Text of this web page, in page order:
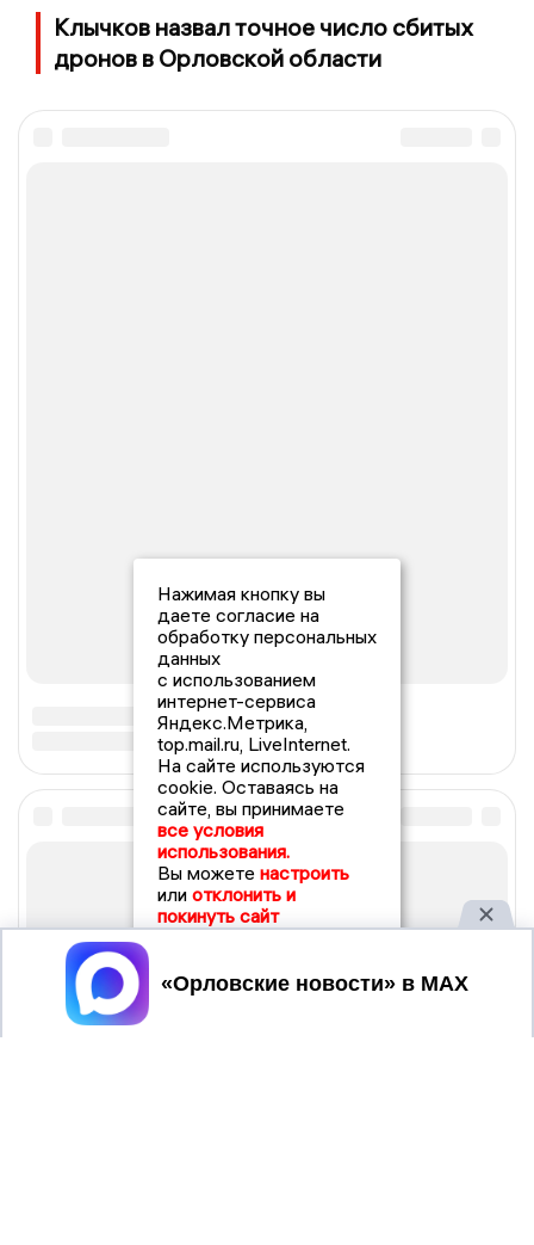
Клычков назвал точное число сбитых
дронов в Орловской области
Нажимая кнопку вы
даете согласие на
обработку персональных
данных
с использованием
интернет-сервиса
Яндекс.Метрика,
top.mail.ru, LiveInternet.
На сайте используются
cookie. Оставаясь на
сайте, вы принимаете
все условия
использования.
Вы можете настроить
или отклонить и
покинуть сайт
Принять